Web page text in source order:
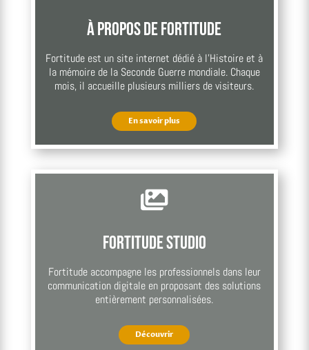
À propos de Fortitude
Fortitude est un site internet dédié à l’Histoire et à
la mémoire de la Seconde Guerre mondiale. Chaque
mois, il accueille plusieurs milliers de visiteurs.
En savoir plus

Fortitude Studio
Fortitude accompagne les professionnels dans leur
communication digitale en proposant des solutions
entièrement personnalisées.
Découvrir